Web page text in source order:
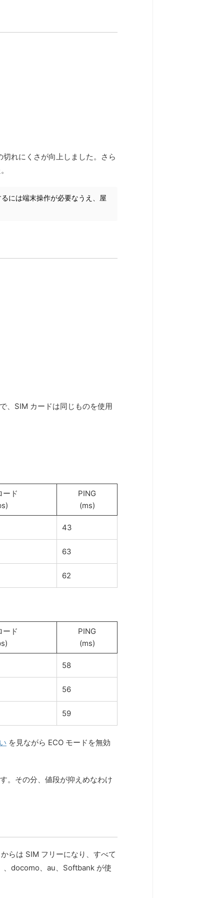
れにくさが向上しました。さら
には端末操作が必要なうえ、屋
、SIM カードは同じものを使用
ード
PING
(ms)
43
63
62
ード
PING
(ms)
58
56
59
を見ながら ECO モードを無効
。その分、値段が抑えめなわけ
らは SIM フリーになり、すべて
、docomo、au、Softbank が使